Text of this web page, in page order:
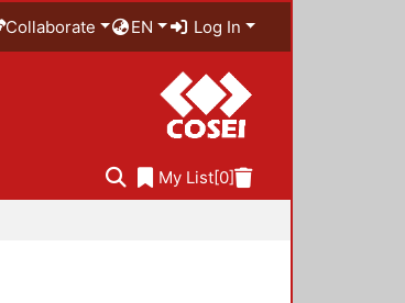
Collaborate EN Log In
My List[0]